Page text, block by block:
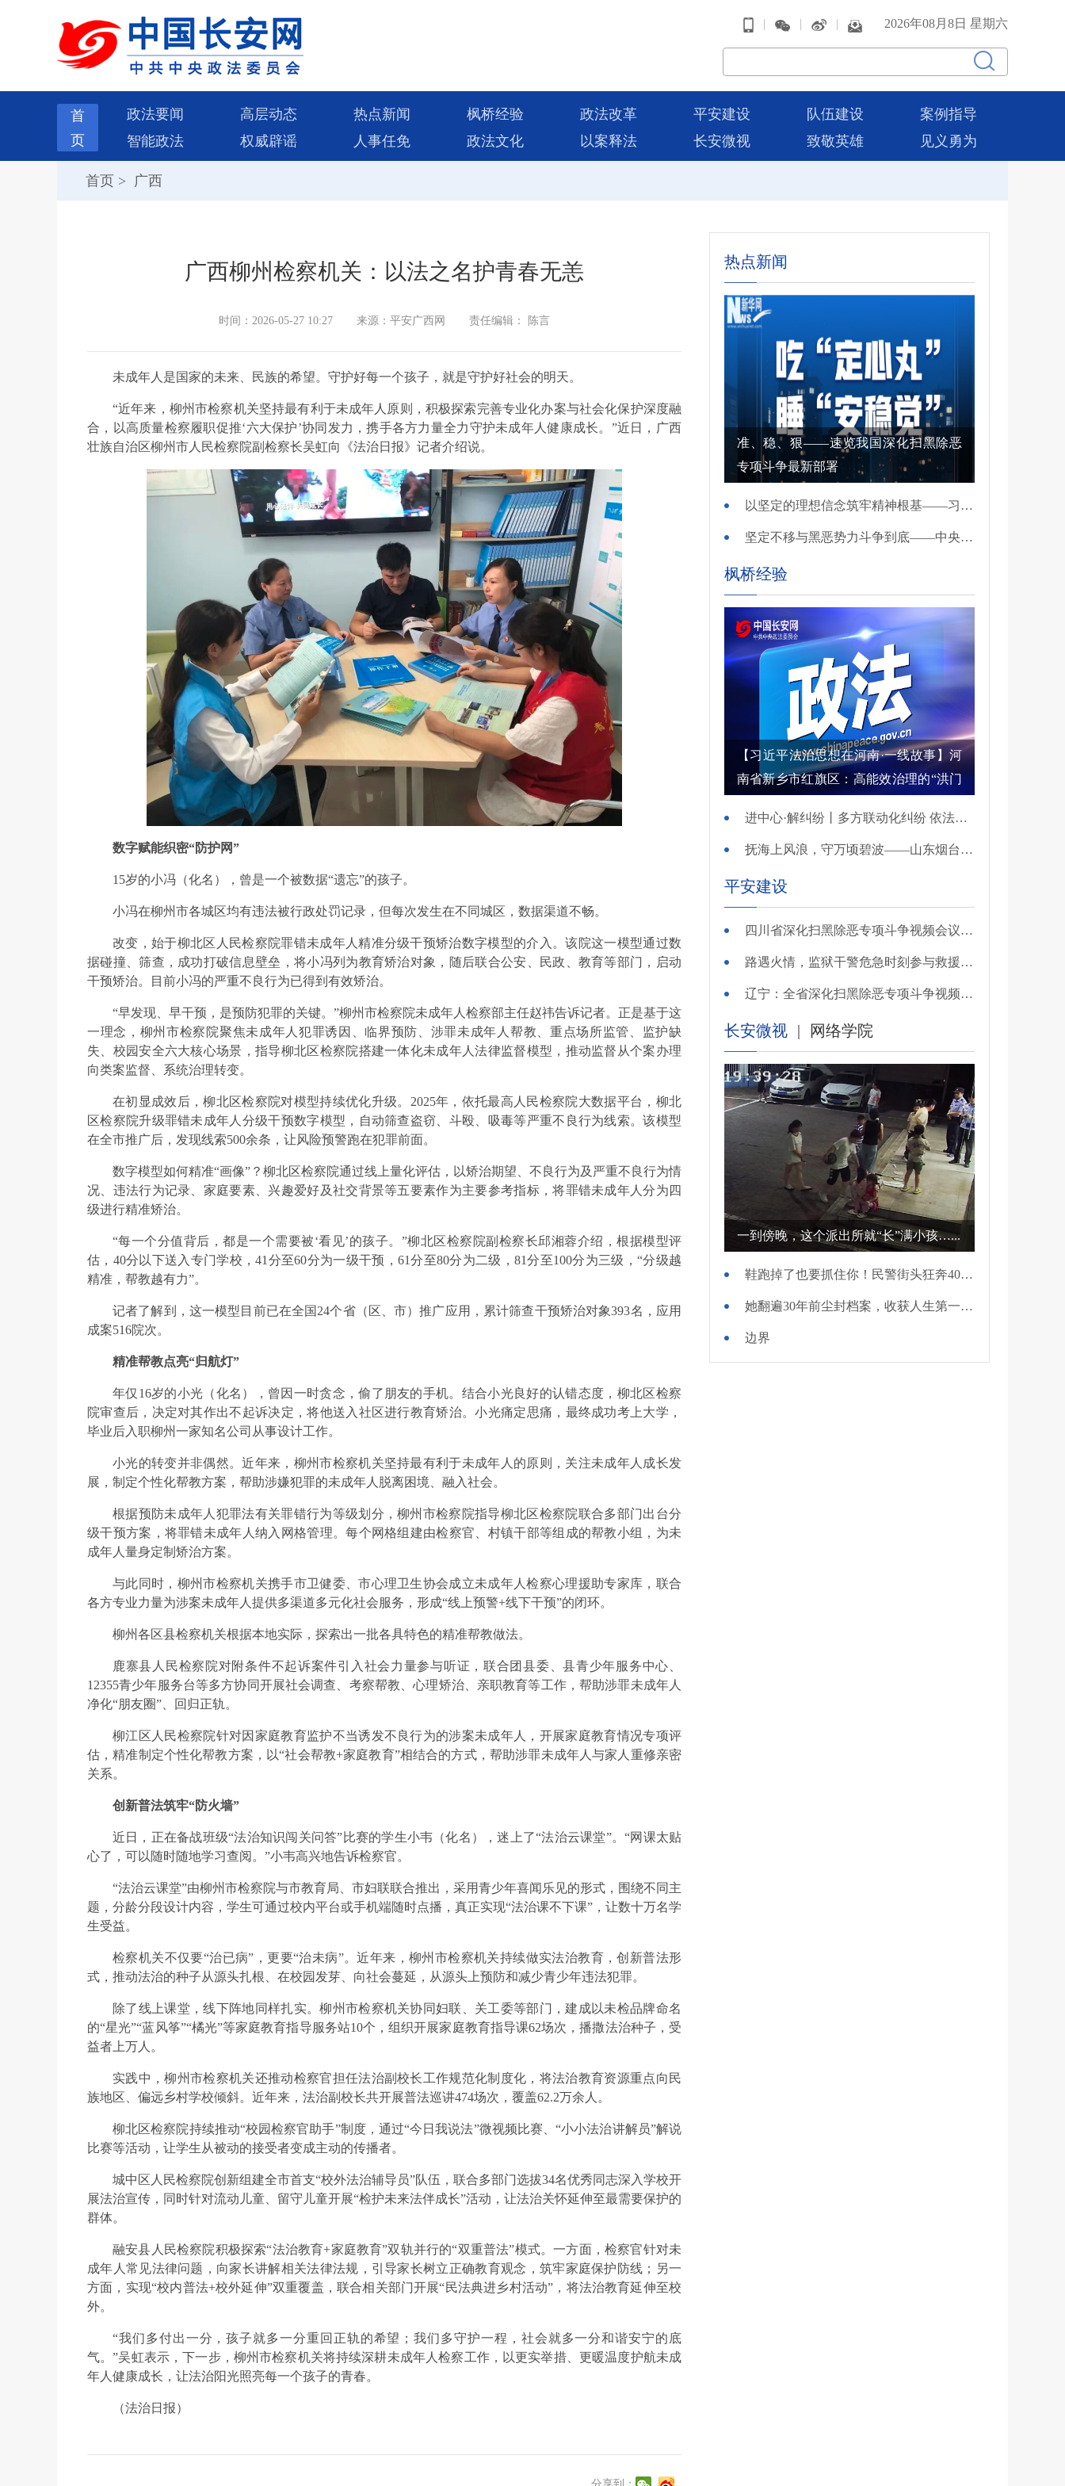
| | | 2026年08月8日 星期六
首
页
政法要闻 高层动态 热点新闻 枫桥经验 政法改革 平安建设 队伍建设
案例指导
智能政法
权威辟谣 人事任免 政法文化 以案释法 长安微视 致敬英雄 见义勇为
首页 > 广西
广西柳州检察机关：以法之名护青春无恙
时间：2026-05-27 10:27 来源：平安广西网 责任编辑： 陈言
未成年人是国家的未来、民族的希望。守护好每一个孩子，就是守护好社会的明天。
“近年来，柳州市检察机关坚持最有利于未成年人原则，积极探索完善专业化办案与社会化保护深度融
合，以高质量检察履职促推‘六大保护’协同发力，携手各方力量全力守护未成年人健康成长。”近日，广西
壮族自治区柳州市人民检察院副检察长吴虹向《法治日报》记者介绍说。
数字赋能织密“防护网”
15岁的小冯（化名），曾是一个被数据“遗忘”的孩子。
小冯在柳州市各城区均有违法被行政处罚记录，但每次发生在不同城区，数据渠道不畅。
改变，始于柳北区人民检察院罪错未成年人精准分级干预矫治数字模型的介入。该院这一模型通过数
据碰撞、筛查，成功打破信息壁垒，将小冯列为教育矫治对象，随后联合公安、民政、教育等部门，启动
干预矫治。目前小冯的严重不良行为已得到有效矫治。
“早发现、早干预，是预防犯罪的关键。”柳州市检察院未成年人检察部主任赵祎告诉记者。正是基于这
一理念，柳州市检察院聚焦未成年人犯罪诱因、临界预防、涉罪未成年人帮教、重点场所监管、监护缺
失、校园安全六大核心场景，指导柳北区检察院搭建一体化未成年人法律监督模型，推动监督从个案办理
向类案监督、系统治理转变。
在初显成效后，柳北区检察院对模型持续优化升级。2025年，依托最高人民检察院大数据平台，柳北
区检察院升级罪错未成年人分级干预数字模型，自动筛查盗窃、斗殴、吸毒等严重不良行为线索。该模型
在全市推广后，发现线索500余条，让风险预警跑在犯罪前面。
数字模型如何精准“画像”？柳北区检察院通过线上量化评估，以矫治期望、不良行为及严重不良行为情
况、违法行为记录、家庭要素、兴趣爱好及社交背景等五要素作为主要参考指标，将罪错未成年人分为四
级进行精准矫治。
“每一个分值背后，都是一个需要被‘看见’的孩子。”柳北区检察院副检察长邱湘蓉介绍，根据模型评
估，40分以下送入专门学校，41分至60分为一级干预，61分至80分为二级，81分至100分为三级，“分级越
精准，帮教越有力”。
记者了解到，这一模型目前已在全国24个省（区、市）推广应用，累计筛查干预矫治对象393名，应用
成案516院次。
精准帮教点亮“归航灯”
年仅16岁的小光（化名），曾因一时贪念，偷了朋友的手机。结合小光良好的认错态度，柳北区检察
院审查后，决定对其作出不起诉决定，将他送入社区进行教育矫治。小光痛定思痛，最终成功考上大学，
毕业后入职柳州一家知名公司从事设计工作。
小光的转变并非偶然。近年来，柳州市检察机关坚持最有利于未成年人的原则，关注未成年人成长发
展，制定个性化帮教方案，帮助涉嫌犯罪的未成年人脱离困境、融入社会。
根据预防未成年人犯罪法有关罪错行为等级划分，柳州市检察院指导柳北区检察院联合多部门出台分
级干预方案，将罪错未成年人纳入网格管理。每个网格组建由检察官、村镇干部等组成的帮教小组，为未
成年人量身定制矫治方案。
与此同时，柳州市检察机关携手市卫健委、市心理卫生协会成立未成年人检察心理援助专家库，联合
各方专业力量为涉案未成年人提供多渠道多元化社会服务，形成“线上预警+线下干预”的闭环。
柳州各区县检察机关根据本地实际，探索出一批各具特色的精准帮教做法。
鹿寨县人民检察院对附条件不起诉案件引入社会力量参与听证，联合团县委、县青少年服务中心、
12355青少年服务台等多方协同开展社会调查、考察帮教、心理矫治、亲职教育等工作，帮助涉罪未成年人
净化“朋友圈”、回归正轨。
柳江区人民检察院针对因家庭教育监护不当诱发不良行为的涉案未成年人，开展家庭教育情况专项评
估，精准制定个性化帮教方案，以“社会帮教+家庭教育”相结合的方式，帮助涉罪未成年人与家人重修亲密
关系。
创新普法筑牢“防火墙”
近日，正在备战班级“法治知识闯关问答”比赛的学生小韦（化名），迷上了“法治云课堂”。“网课太贴
心了，可以随时随地学习查阅。”小韦高兴地告诉检察官。
“法治云课堂”由柳州市检察院与市教育局、市妇联联合推出，采用青少年喜闻乐见的形式，围绕不同主
题，分龄分段设计内容，学生可通过校内平台或手机端随时点播，真正实现“法治课不下课”，让数十万名学
生受益。
检察机关不仅要“治已病”，更要“治未病”。近年来，柳州市检察机关持续做实法治教育，创新普法形
式，推动法治的种子从源头扎根、在校园发芽、向社会蔓延，从源头上预防和减少青少年违法犯罪。
除了线上课堂，线下阵地同样扎实。柳州市检察机关协同妇联、关工委等部门，建成以未检品牌命名
的“星光”“蓝风筝”“橘光”等家庭教育指导服务站10个，组织开展家庭教育指导课62场次，播撒法治种子，受
益者上万人。
实践中，柳州市检察机关还推动检察官担任法治副校长工作规范化制度化，将法治教育资源重点向民
族地区、偏远乡村学校倾斜。近年来，法治副校长共开展普法巡讲474场次，覆盖62.2万余人。
柳北区检察院持续推动“校园检察官助手”制度，通过“今日我说法”微视频比赛、“小小法治讲解员”解说
比赛等活动，让学生从被动的接受者变成主动的传播者。
城中区人民检察院创新组建全市首支“校外法治辅导员”队伍，联合多部门选拔34名优秀同志深入学校开
展法治宣传，同时针对流动儿童、留守儿童开展“检护未来法伴成长”活动，让法治关怀延伸至最需要保护的
群体。
融安县人民检察院积极探索“法治教育+家庭教育”双轨并行的“双重普法”模式。一方面，检察官针对未
成年人常见法律问题，向家长讲解相关法律法规，引导家长树立正确教育观念，筑牢家庭保护防线；另一
方面，实现“校内普法+校外延伸”双重覆盖，联合相关部门开展“民法典进乡村活动”，将法治教育延伸至校
外。
“我们多付出一分，孩子就多一分重回正轨的希望；我们多守护一程，社会就多一分和谐安宁的底
气。”吴虹表示，下一步，柳州市检察机关将持续深耕未成年人检察工作，以更实举措、更暖温度护航未成
年人健康成长，让法治阳光照亮每一个孩子的青春。
（法治日报）
热点新闻
准、稳、狠——速览我国深化扫黑除恶
专项斗争最新部署
以坚定的理想信念筑牢精神根基——习近平党建思想理论品格系列述评之一
坚定不移与黑恶势力斗争到底——中央政法委负责同志就开展深化扫黑除恶专项斗争有关问题答记者问
枫桥经验
【习近平法治思想在河南·一线故事】河
南省新乡市红旗区：高能效治理的“洪门
进中心·解纠纷丨多方联动化纠纷 依法调解护农耕
抚海上风浪，守万顷碧波——山东烟台把矛盾化解在微澜未起时
平安建设
四川省深化扫黑除恶专项斗争视频会议召开 于立军出席并讲话
路遇火情，监狱干警危急时刻参与救援显身手！
辽宁：全省深化扫黑除恶专项斗争视频会议召开
长安微视 | 网络学院
一到傍晚，这个派出所就“长”满小孩…...
鞋跑掉了也要抓住你！民警街头狂奔400米擒贼
她翻遍30年前尘封档案，收获人生第一面锦旗
边界